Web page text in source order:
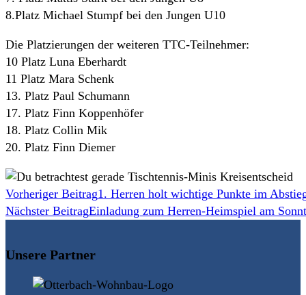
8.Platz Michael Stumpf bei den Jungen U10
Die Platzierungen der weiteren TTC-Teilnehmer:
10 Platz Luna Eberhardt
11 Platz Mara Schenk
13. Platz Paul Schumann
17. Platz Finn Koppenhöfer
18. Platz Collin Mik
20. Platz Finn Diemer
Weitere
Artikel
Vorheriger Beitrag1. Herren holt wichtige Punkte im
Nächster BeitragEinladung zum Herren-Heimspiel am
Unsere Partner